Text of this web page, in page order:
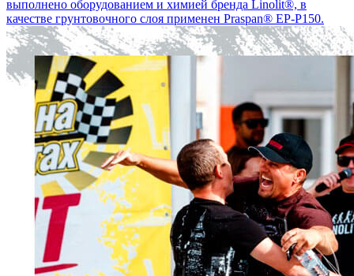
выполнено оборудованием и химией бренда Linolit®, в
качестве грунтовочного слоя применен Praspan® EP-P150.